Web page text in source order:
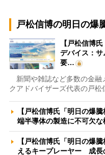
戸松信博の明日の爆
【戸松信博
デバイス：
要…
新聞や雑誌など多数の金融
クアドバイザーズ代表の戸松
【戸松信博氏「明日の爆
端半導体の製造に不可欠
【戸松信博氏「明日の爆
えるキープレーヤー 成